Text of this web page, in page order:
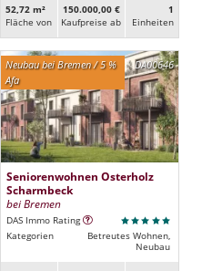
52,72 m²
Fläche von
150.000,00 €
Kaufpreise ab
1
Ein­heiten
DA00646
Neubau bei Bremen / 5 %
Afa
Seniorenwohnen Osterholz
Scharmbeck
bei Bremen
DAS Immo Rating
Kategorien
Betreutes Wohnen,
Neubau